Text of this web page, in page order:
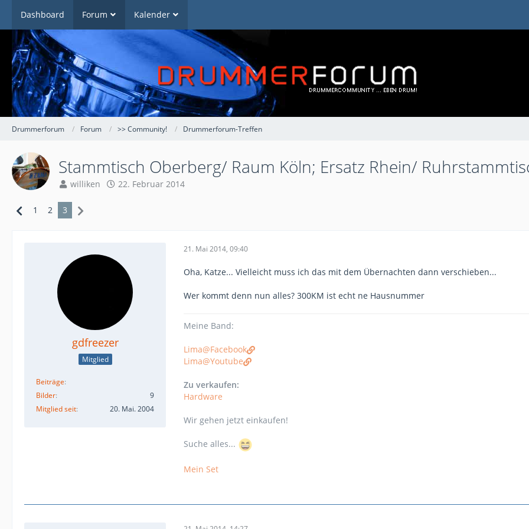
Dashboard Forum Kalender
Drummerforum Forum >> Community! Drummerforum-Treffen
Stammtisch Oberberg/ Raum Köln; Ersatz Rhein/
williken 22. Februar 2014
1 2 3
gdfreezer
Mitglied
Beiträge
Bilder
9
Mitglied seit
20. Mai. 2004
21. Mai 2014, 09:40
Oha, Katze... Vielleicht muss ich das mit dem Übernachten dann verschieben...
Wer kommt denn nun alles? 300KM ist echt ne Hausnummer
Meine Band:
Lima@Facebook
Lima@Youtube
Zu verkaufen:
Hardware
Wir gehen jetzt einkaufen!
Suche alles...
Mein Set